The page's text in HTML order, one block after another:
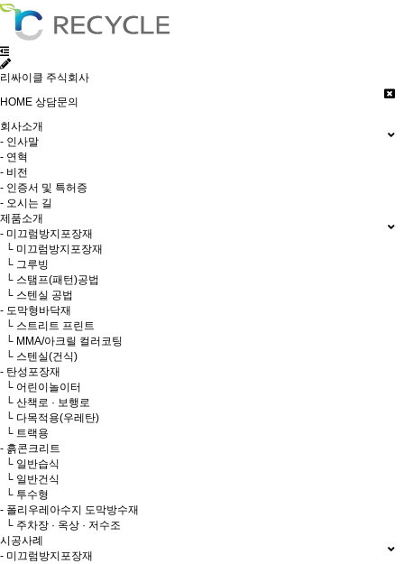
리싸이클 주식회사
HOME 상담문의
회사소개
- 인사말
- 연혁
- 비전
- 인증서 및 특허증
- 오시는 길
제품소개
- 미끄럼방지포장재
└ 미끄럼방지포장재
└ 그루빙
└ 스탬프(패턴)공법
└ 스텐실 공법
- 도막형바닥재
└ 스트리트 프린트
└ MMA/아크릴 컬러코팅
└ 스텐실(건식)
- 탄성포장재
└ 어린이놀이터
└ 산책로 · 보행로
└ 다목적용(우레탄)
└ 트랙용
- 흙콘크리트
└ 일반습식
└ 일반건식
└ 투수형
- 폴리우레아수지 도막방수재
└ 주차장 · 옥상 · 저수조
시공사례
- 미끄럼방지포장재